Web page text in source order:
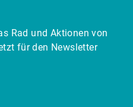
Rad und Aktionen von
für den Newsletter